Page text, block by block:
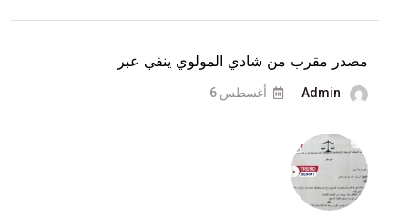
من
السفر
مصدر مقرب من شادي المولوي ينفي عبر
Admin أغسطس 6